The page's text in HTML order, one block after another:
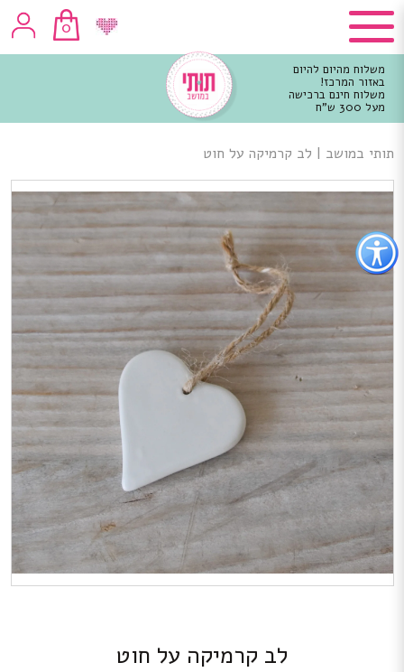
כפתור
לפתיחת
תפריט
נגישות
0
משלוח מהיום להיום
באזור המרכז!
משלוח חינם ברכישה
מעל 300 ש"ח
מרכזי
תותי במושב | לב קרמיקה על חוט
לב קרמיקה על חוט